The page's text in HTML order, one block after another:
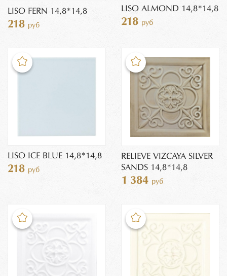
LISO FERN 14,8*14,8
218 руб
LISO ALMOND 14,8*14,8
218 руб
LISO ICE BLUE 14,8*14,8
218 руб
RELIEVE VIZCAYA SILVER
SANDS 14,8*14,8
1 384 руб